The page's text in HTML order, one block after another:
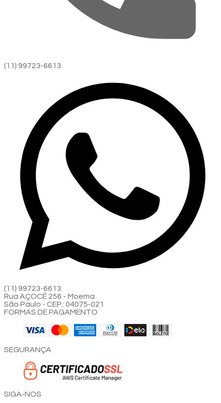
(11) 99723-6613
(11) 99723-6613
Rua AÇOCÊ 256 - Moema
São Paulo - CEP.: 04075-021
FORMAS DE PAGAMENTO
SEGURANÇA
SIGA-NOS